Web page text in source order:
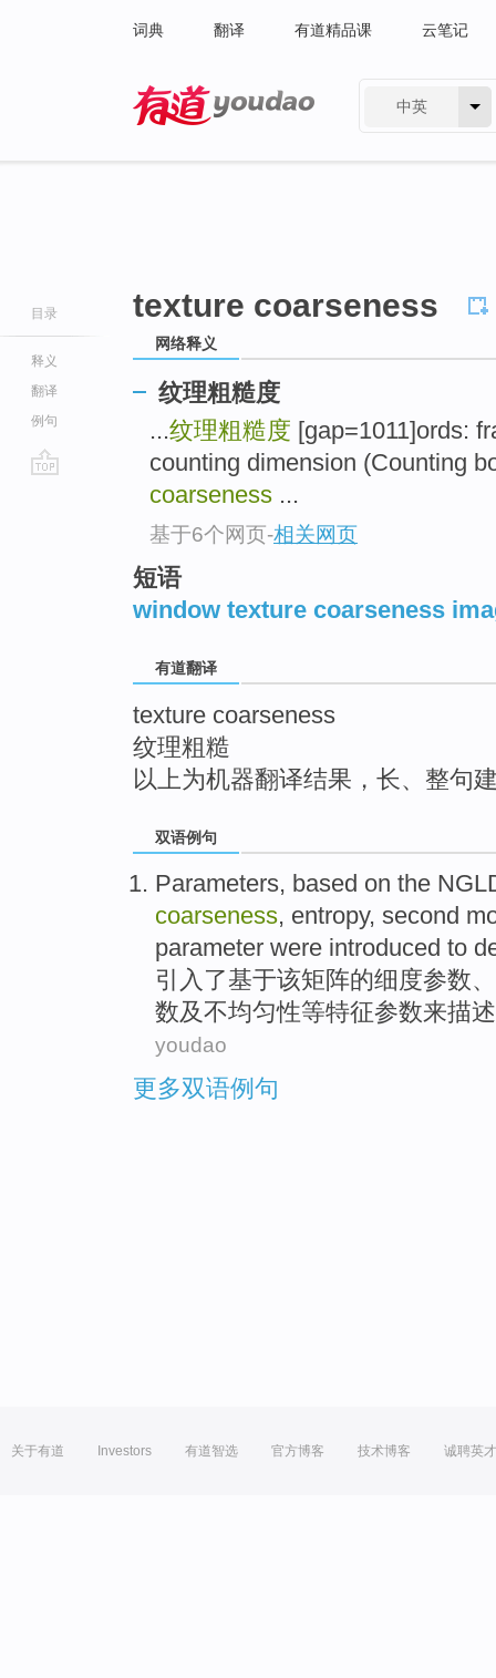
词典 翻译 有道精品课 云笔记
中英
目录
释义
翻译
例句
texture coarseness
网络释义
纹理粗糙度
...纹理粗糙度 [gap=1011]ords:
counting dimension (Counting
coarseness ...
基于6个网页-相关网页
短语
window texture coarseness
有道翻译
texture coarseness
纹理粗糙
以上为机器翻译结果，长、整句
双语例句
Parameters, based on the
coarseness, entropy, second
parameter were introduced to
引入了基于该矩阵的细 度参数、
数及不均匀性等特征参数来描述
youdao
更多双语例句
关于有道 Investors 有道智选 官方博客 技术博客 诚聘英才